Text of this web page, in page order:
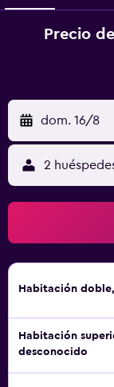
Precio
dom. 16/8
2
Habitación
Habitación
desconocido